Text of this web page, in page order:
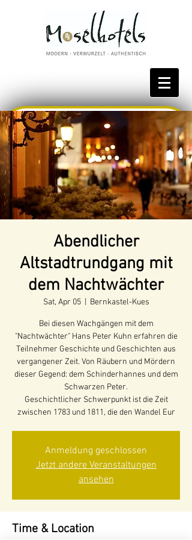
Bestpreis reservieren
Abendlicher
Altstadtrundgang mit
dem Nachtwächter
Sat, Apr 05
  |
Bernkastel-Kues
Bei diesen Wachgängen mit dem
"Nachtwächter" Hans Peter Kuhn erfahren die
Teilnehmer Geschichte und Geschichten aus
vergangener Zeit. Von Räubern und Mördern
dieser Gegend: dem Schinderhannes und dem
Schwarzen Peter.
Geschichtlicher Schwerpunkt ist die Zeit
zwischen 1783 und 1811, die den Wandel Eur
Anmeldung geschlossen
Jetzt andere Veranstaltungen
ansehen
Time & Location